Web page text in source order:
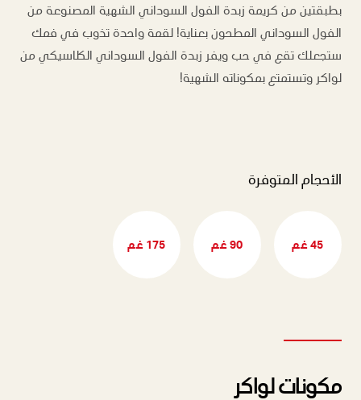
بطبقتين من كريمة زبدة الفول السوداني الشهية المصنوعة من
الفول السوداني المطحون بعناية! لقمة واحدة تذوب في فمك
ستجعلك تقع في حب ويفر زبدة الفول السوداني الكلاسيكي من
لواكر وتستمتع بمكوناته الشهية!
الأحجام المتوفرة
45 غم 90 غم 175 غم
مكونات لواكر